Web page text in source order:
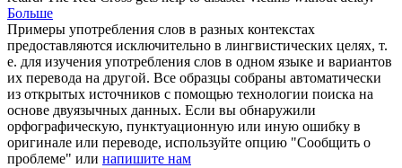
Больше
Примеры употребления слов в разных контекстах
предоставляются исключительно в лингвистических целях, т.
е. для изучения употребления слов в одном языке и вариантов
их перевода на другой. Все образцы собраны автоматически
из открытых источников с помощью технологии поиска на
основе двуязычных данных. Если вы обнаружили
орфографическую, пунктуационную или иную ошибку в
оригинале или переводе, используйте опцию "Сообщить о
проблеме" или напишите нам